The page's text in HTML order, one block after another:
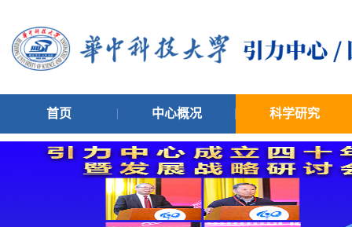
首页 中心概况 科学研究